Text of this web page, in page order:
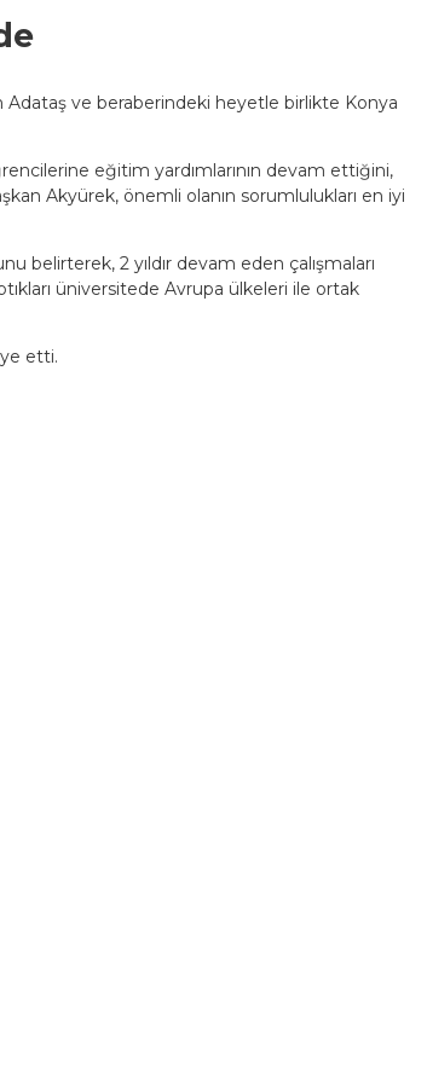
Adataş ve beraberindeki heyetle birlikte Konya
eğitim yardımlarının devam ettiğini,
Akyürek, önemli olanın sorumlulukları en iyi
belirterek, 2 yıldır devam eden çalışmaları
üniversitede Avrupa ülkeleri ile ortak
etti.